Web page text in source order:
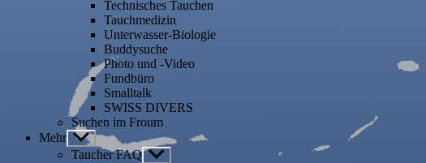
Technisches Tauchen
Tauchmedizin
Unterwasser-Biologie
Buddysuche
Photo und -Video
Fundbüro
Smalltalk
SWISS DIVERS
Suchen im Froum
Mehr Untermenü
anzeigen
Taucher FAQ Untermenü